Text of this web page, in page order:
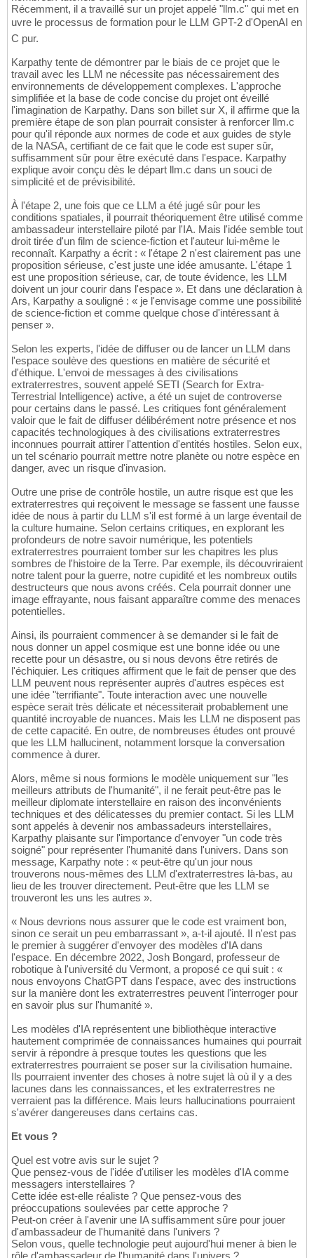
Récemment, il a travaillé sur un projet appelé "llm.c" qui met en
uvre le processus de formation pour le LLM GPT-2 d'OpenAI en
C pur.
Karpathy tente de démontrer par le biais de ce projet que le
travail avec les LLM ne nécessite pas nécessairement des
environnements de développement complexes. L'approche
simplifiée et la base de code concise du projet ont éveillé
l'imagination de Karpathy. Dans son billet sur X, il affirme que la
première étape de son plan pourrait consister à renforcer llm.c
pour qu'il réponde aux normes de code et aux guides de style
de la NASA, certifiant de ce fait que le code est super sûr,
suffisamment sûr pour être exécuté dans l'espace. Karpathy
explique avoir conçu dès le départ llm.c dans un souci de
simplicité et de prévisibilité.
À l'étape 2, une fois que ce LLM a été jugé sûr pour les
conditions spatiales, il pourrait théoriquement être utilisé comme
ambassadeur interstellaire piloté par l'IA. Mais l'idée semble tout
droit tirée d'un film de science-fiction et l'auteur lui-même le
reconnaît. Karpathy a écrit : « l'étape 2 n'est clairement pas une
proposition sérieuse, c'est juste une idée amusante. L'étape 1
est une proposition sérieuse, car, de toute évidence, les LLM
doivent un jour courir dans l'espace ». Et dans une déclaration à
Ars, Karpathy a souligné : « je l'envisage comme une possibilité
de science-fiction et comme quelque chose d'intéressant à
penser ».
Selon les experts, l'idée de diffuser ou de lancer un LLM dans
l'espace soulève des questions en matière de sécurité et
d'éthique. L'envoi de messages à des civilisations
extraterrestres, souvent appelé SETI (Search for Extra-
Terrestrial Intelligence) active, a été un sujet de controverse
pour certains dans le passé. Les critiques font généralement
valoir que le fait de diffuser délibérément notre présence et nos
capacités technologiques à des civilisations extraterrestres
inconnues pourrait attirer l'attention d'entités hostiles. Selon eux,
un tel scénario pourrait mettre notre planète ou notre espèce en
danger, avec un risque d'invasion.
Outre une prise de contrôle hostile, un autre risque est que les
extraterrestres qui reçoivent le message se fassent une fausse
idée de nous à partir du LLM s'il est formé à un large éventail de
la culture humaine. Selon certains critiques, en explorant les
profondeurs de notre savoir numérique, les potentiels
extraterrestres pourraient tomber sur les chapitres les plus
sombres de l'histoire de la Terre. Par exemple, ils découvriraient
notre talent pour la guerre, notre cupidité et les nombreux outils
destructeurs que nous avons créés. Cela pourrait donner une
image effrayante, nous faisant apparaître comme des menaces
potentielles.
Ainsi, ils pourraient commencer à se demander si le fait de
nous donner un appel cosmique est une bonne idée ou une
recette pour un désastre, ou si nous devons être retirés de
l'échiquier. Les critiques affirment que le fait de penser que des
LLM peuvent nous représenter auprès d'autres espèces est
une idée "terrifiante". Toute interaction avec une nouvelle
espèce serait très délicate et nécessiterait probablement une
quantité incroyable de nuances. Mais les LLM ne disposent pas
de cette capacité. En outre, de nombreuses études ont prouvé
que les LLM hallucinent, notamment lorsque la conversation
commence à durer.
Alors, même si nous formions le modèle uniquement sur "les
meilleurs attributs de l'humanité", il ne ferait peut-être pas le
meilleur diplomate interstellaire en raison des inconvénients
techniques et des délicatesses du premier contact. Si les LLM
sont appelés à devenir nos ambassadeurs interstellaires,
Karpathy plaisante sur l'importance d'envoyer "un code très
soigné" pour représenter l'humanité dans l'univers. Dans son
message, Karpathy note : « peut-être qu'un jour nous
trouverons nous-mêmes des LLM d'extraterrestres là-bas, au
lieu de les trouver directement. Peut-être que les LLM se
trouveront les uns les autres ».
« Nous devrions nous assurer que le code est vraiment bon,
sinon ce serait un peu embarrassant », a-t-il ajouté. Il n'est pas
le premier à suggérer d'envoyer des modèles d'IA dans
l'espace. En décembre 2022, Josh Bongard, professeur de
robotique à l'université du Vermont, a proposé ce qui suit : «
nous envoyons ChatGPT dans l'espace, avec des instructions
sur la manière dont les extraterrestres peuvent l'interroger pour
en savoir plus sur l'humanité ».
Les modèles d'IA représentent une bibliothèque interactive
hautement comprimée de connaissances humaines qui pourrait
servir à répondre à presque toutes les questions que les
extraterrestres pourraient se poser sur la civilisation humaine.
Ils pourraient inventer des choses à notre sujet là où il y a des
lacunes dans les connaissances, et les extraterrestres ne
verraient pas la différence. Mais leurs hallucinations pourraient
s'avérer dangereuses dans certains cas.
Et vous ?
Quel est votre avis sur le sujet ?
Que pensez-vous de l'idée d'utiliser les modèles d'IA comme
messagers interstellaires ?
Cette idée est-elle réaliste ? Que pensez-vous des
préoccupations soulevées par cette approche ?
Peut-on créer à l'avenir une IA suffisamment sûre pour jouer
d'ambassadeur de l'humanité dans l'univers ?
Selon vous, quelle technologie peut aujourd'hui mener à bien le